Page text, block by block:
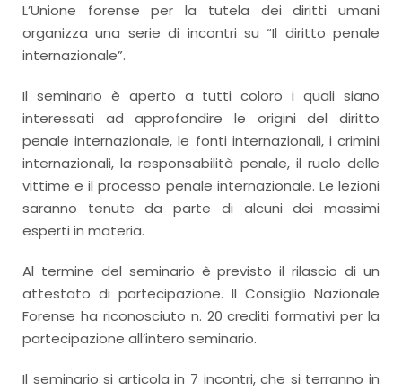
L’Unione forense per la tutela dei diritti umani
organizza una serie di incontri su “Il diritto penale
internazionale”.
Il seminario è aperto a tutti coloro i quali siano
interessati ad approfondire le origini del diritto
penale internazionale, le fonti internazionali, i crimini
internazionali, la responsabilità penale, il ruolo delle
vittime e il processo penale internazionale. Le lezioni
saranno tenute da parte di alcuni dei massimi
esperti in materia.
Al termine del seminario è previsto il rilascio di un
attestato di partecipazione. Il Consiglio Nazionale
Forense ha riconosciuto n. 20 crediti formativi per la
partecipazione all’intero seminario.
Il seminario si articola in 7 incontri, che si terranno in